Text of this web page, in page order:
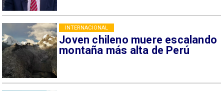
Joven chileno muere escalando
montaña más alta de Perú
INTERNACIONAL